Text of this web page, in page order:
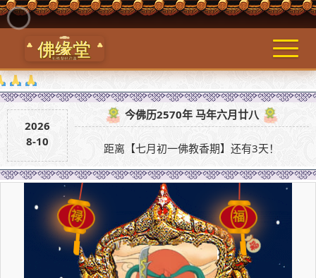
2026
8-10
今佛历2570年 马年六月廿八
距离【七月初一佛教香期】还有3天！
福
禄